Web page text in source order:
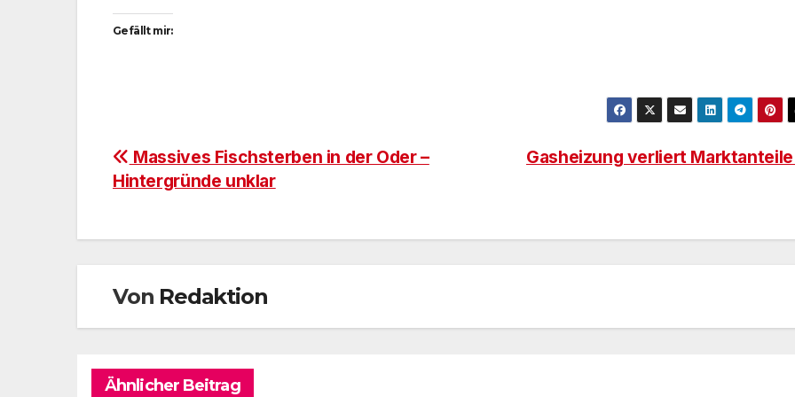
Gefällt mir:
Beitragsnavigation Gasheizung verliert
Massives Fischsterben in der Oder –
Hintergründe unklar
Von Redaktion
Ähnlicher Beitrag